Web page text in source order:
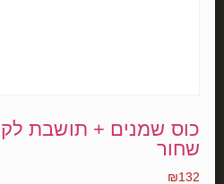
כוס שמנים + תושבת
שחור
₪132